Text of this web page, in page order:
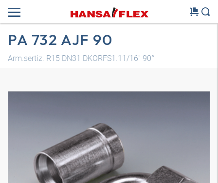
PA 732 AJF 90
Arm.sertiz. R15 DN31 DKORFS1.11/16" 90°